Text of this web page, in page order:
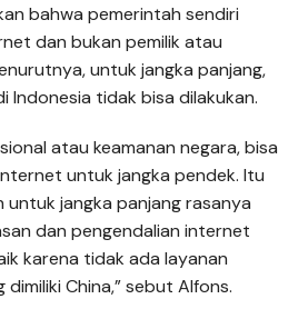
bahwa pemerintah sendiri
dan bukan pemilik atau
untuk jangka panjang,
tidak bisa dilakukan.
atau keamanan negara, bisa
untuk jangka pendek. Itu
untuk jangka panjang rasanya
dan pengendalian internet
karena tidak ada layanan
China,” sebut Alfons.